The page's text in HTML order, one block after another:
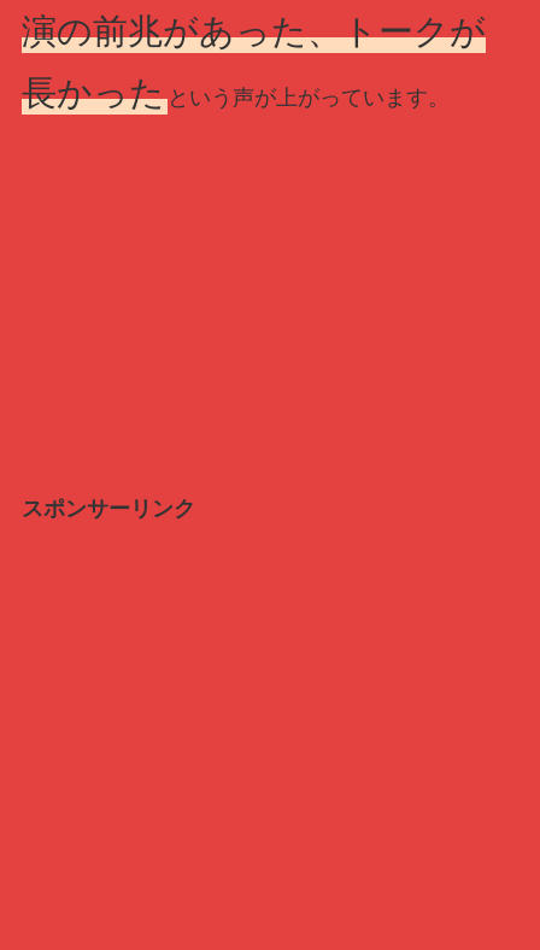
演の前兆があった、トークが
長かったという声が上がっています。
スポンサーリンク